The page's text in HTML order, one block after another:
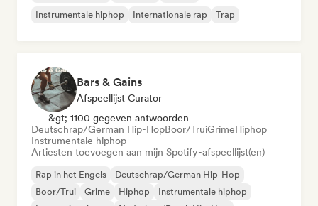
Instrumentale hiphop
Internationale rap Trap
Bars & Gains
Afspeellijst Curator
&gt; 1100 gegeven antwoorden
Deutschrap/German Hip-HopBoor/TruiGrimeHiphop
Instrumentale hiphop
Artiesten toevoegen aan mijn Spotify-afspeellijst(en)
Rap in het Engels
Deutschrap/German Hip-Hop
Boor/Trui
Grime Hiphop
Instrumentale hiphop